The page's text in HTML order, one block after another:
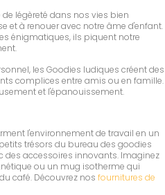
légèreté dans nos vies bien
et à renouer avec notre âme d'enfant.
énigmatiques, ils piquent notre
les Goodies ludiques créent des
complices entre amis ou en famille.
et l'épanouissement.
l'environnement de travail en un
trésors du bureau des goodies
accessoires innovants. Imaginez
ou un mug isotherme qui
café. Découvrez nos fournitures de